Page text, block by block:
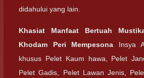
didahului yang lain.
Khasiat Manfaat Bertuah
Khodam Peri Mempesona Insya
khusus Pelet Kaum hawa, Pelet
Pelet Gadis, Pelet Lawan Jenis,